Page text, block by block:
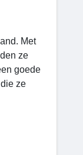
Met
ze
goede
ze